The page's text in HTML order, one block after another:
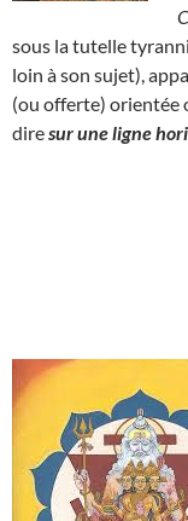
sous la tutelle
loin à son sujet),
(ou offerte) orientée
diresur une ligne